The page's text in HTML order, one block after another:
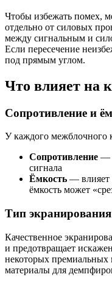
Чтобы избежать помех,
отдельно от силовых
между сигнальным и
Если пересечение
под прямым углом.
Что влияет на
Сопротивление и
У каждого межблочного
Сопротивление —
сигнала
Ёмкость — влияет
ёмкость может
Тип
Качественное
и предотвращает
некоторых премиальных
материалы для